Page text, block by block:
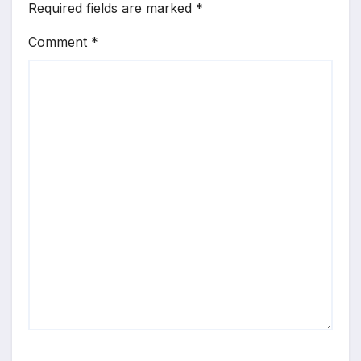
Required fields are marked *
Comment *